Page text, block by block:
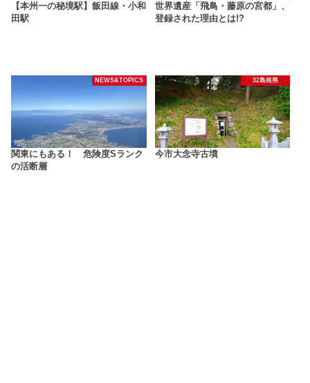
【本州一の秘境駅】飯田線・小和
田駅
世界遺産「飛鳥・藤原の宮都」、
登録された理由とは!?
NEWS&TOPICS
関東にもある！ 危険度Sランク
の活断層
32島根県
今市大念寺古墳